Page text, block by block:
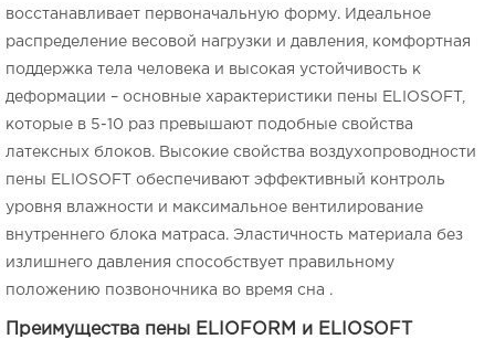
восстанавливает первоначальную форму. Идеальное
распределение весовой нагрузки и давления, комфортная
поддержка тела человека и высокая устойчивость к
деформации – основные характеристики пены ELIOSOFT
которые в 5-10 раз превышают подобные свойства
латексных блоков. Высокие свойства воздухопроводности
пены ELIOSOFT обеспечивают эффективный контроль
уровня влажности и максимальное вентилирование
внутреннего блока матраса. Эластичность материала без
излишнего давления способствует правильному
положению позвоночника во время сна .
Преимущества пены ELIOFORM и ELIOSOFT